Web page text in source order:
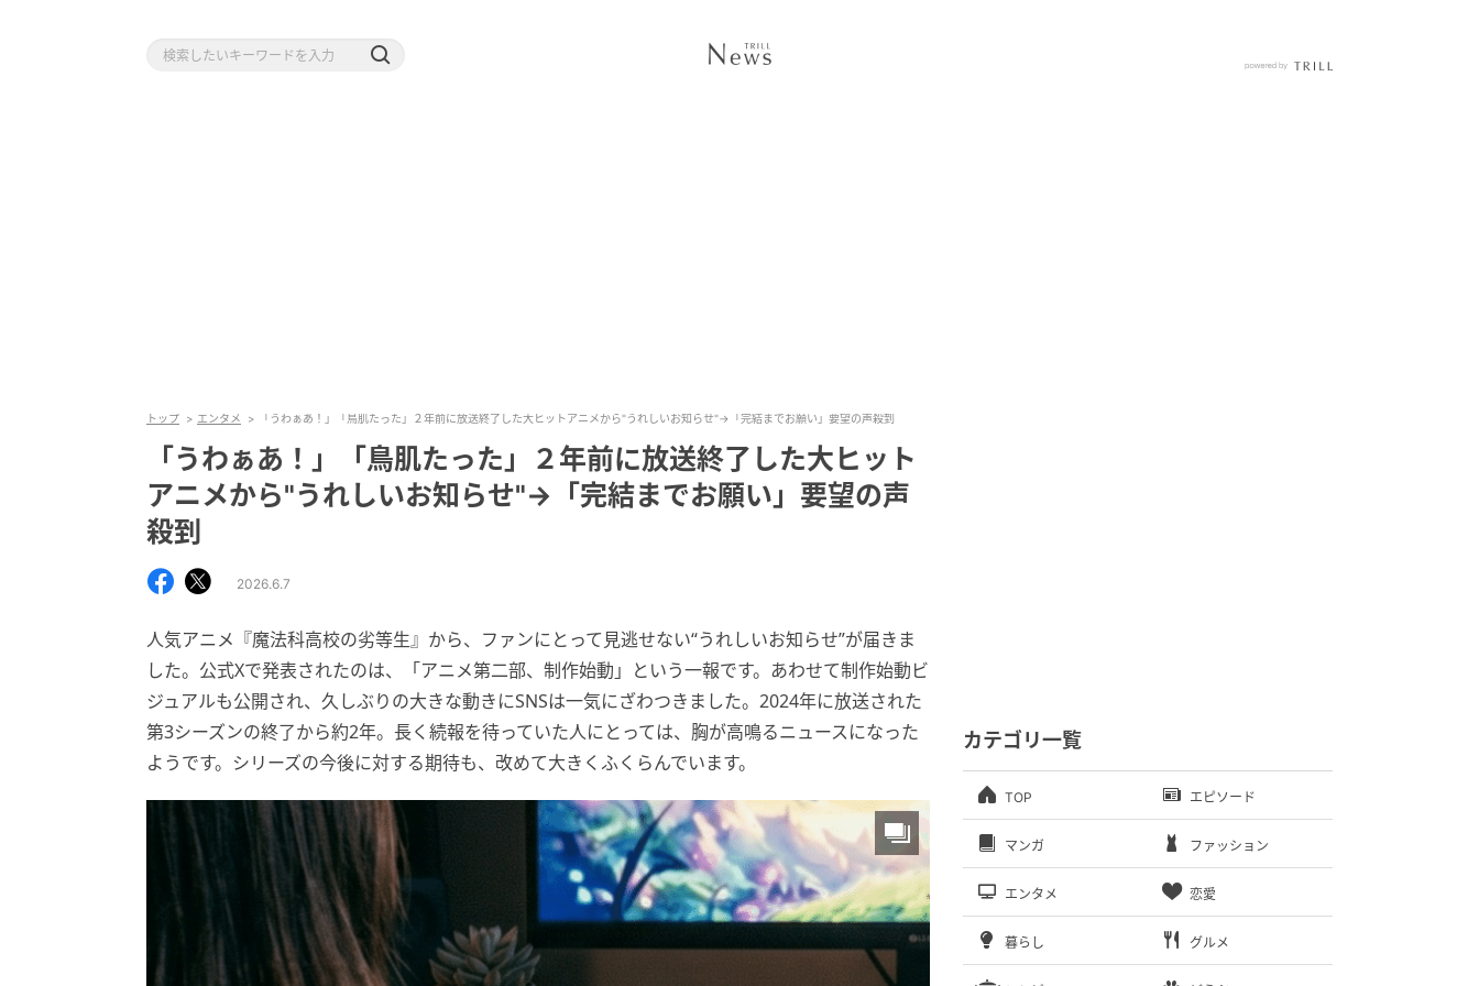
トップ エンタメ 「うわぁあ！」「鳥肌たった」２年前に放送終了した大ヒットアニメから"うれしいお知らせ"→「完結までお願い」要望の声殺到
「うわぁあ！」「鳥肌たった」２年前に放送終了した大ヒット
アニメから"うれしいお知らせ"→「完結までお願い」要望の声
殺到
2026.6.7
人気アニメ『魔法科高校の劣等生』から、ファンにとって見逃せない“うれしいお知らせ”が届きま
した。公式Xで発表されたのは、「アニメ第二部、制作始動」という一報です。あわせて制作始動ビ
ジュアルも公開され、久しぶりの大きな動きにSNSは一気にざわつきました。2024年に放送された
第3シーズンの終了から約2年。長く続報を待っていた人にとっては、胸が高鳴るニュースになった
ようです。シリーズの今後に対する期待も、改めて大きくふくらんでいます。
カテゴリ一覧
TOP エピソード
マンガ ファッション
エンタメ 恋愛
暮らし グルメ